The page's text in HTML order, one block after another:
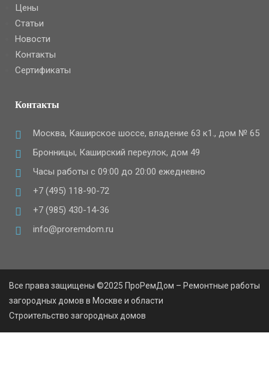
Цены
Статьи
Новости
Контакты
Сертификаты
Контакты
Москва, Каширское шоссе, владение 63 к1., дом № 65
Бронницы, Каширский переулок, дом 49
Часы работы с 09:00 до 20:00 ежедневно
+7 (495) 118-90-72
+7 (985) 430-14-36
info@proremdom.ru
Все права защищены ©2025 ПроРемДом – Ремонтные работы
загородных домов в Москве и области
Строительство загородных домов